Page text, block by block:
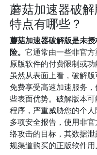
蘑菇加速器破
特点有哪些？
蘑菇加速器破解版是未
险。 它通常由一些非官
原版软件的付费限制或功
虽然从表面上看，破解
免费享受高速加速服务
些表面优势。破解版本
程序，严重威胁您的个
多项安全报告，使用非
络攻击的目标，其数据
规渠道购买的正版软件用